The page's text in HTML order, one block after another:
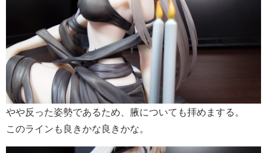
やや反った姿勢であるため、腋についても拝めまする。
このラインも良きかな良きかな。